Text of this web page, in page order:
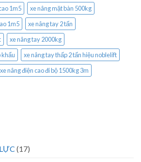
1m5
xe nâng mặt bàn 500kg
1m5
xe nâng tay 2 tấn
xe nâng tay 2000kg
khẩu
xe nâng tay thấp 2 tấn hiệu noblelift
xe nâng điện cao đi bộ 1500kg 3m
(17)